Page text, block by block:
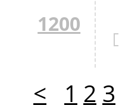
1200
< 1 2 3